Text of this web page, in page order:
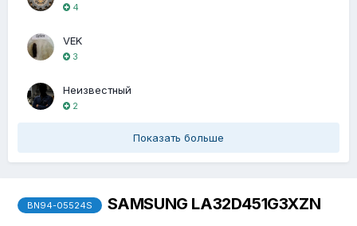
4
VEK
3
Неизвестный
2
Показать больше
BN94-05524S SAMSUNG LA32D451G3XZN